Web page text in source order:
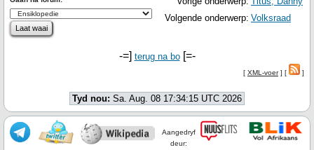
Volgende onderwerp: Volksraad
-=] terug na bo[=-
[ XML-voer] [ ]
Tyd nou: Sa. Aug. 08 17:34:15 UTC 2026
Aangedryf
deur: